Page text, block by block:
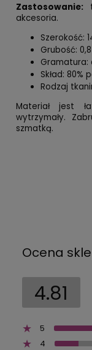
Zastosowanie:
akcesoria.
Szerokość:
Grubość:
Gramatura:
Skład: 80%
Rodzaj
Materiał jest
wytrzymały.
szmatką.
Ocena
4.81
5
4